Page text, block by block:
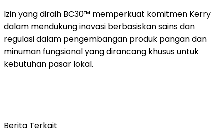
Izin yang diraih BC30™ memperkuat komitmen Kerry
dalam mendukung inovasi berbasiskan sains dan
regulasi dalam pengembangan produk pangan dan
minuman fungsional yang dirancang khusus untuk
kebutuhan pasar lokal.
Berita Terkait